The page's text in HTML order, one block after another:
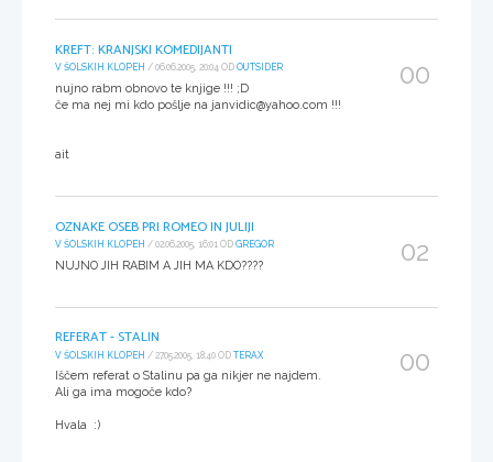
KREFT: KRANJSKI KOMEDIJANTI
V ŠOLSKIH KLOPEH / 06.06.2005, 20:04 OD OUTSIDER
nujno rabm obnovo te knjige !!! ;D
če ma nej mi kdo pošlje na janvidic@yahoo.com !!!
ait
00
OZNAKE OSEB PRI ROMEO IN JULIJI
V ŠOLSKIH KLOPEH / 02.06.2005, 16:01 OD GREGOR
NUJNO JIH RABIM A JIH MA KDO???? 02
REFERAT - STALIN
V ŠOLSKIH KLOPEH / 27.05.2005, 18:40 OD TERAX
Iščem referat o Stalinu pa ga nikjer ne najdem.
Ali ga ima mogoče kdo?
Hvala :)
00